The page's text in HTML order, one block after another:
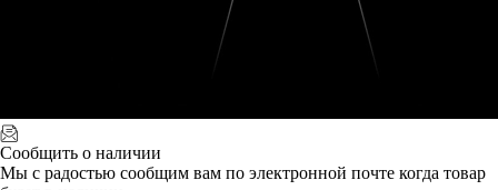
Сообщить о наличии
Мы с радостью сообщим вам по электронной почте когда товар